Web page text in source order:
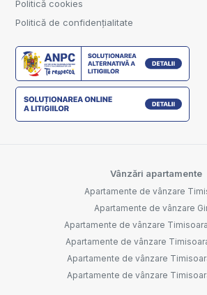
Politică cookies
Politică de confidențialitate
Vânzări apartamente
Apartamente de vânzare
Apartamente de vânzare
Apartamente de vânzare
Apartamente de vânzare
Apartamente de vânzare
Apartamente de vânzare